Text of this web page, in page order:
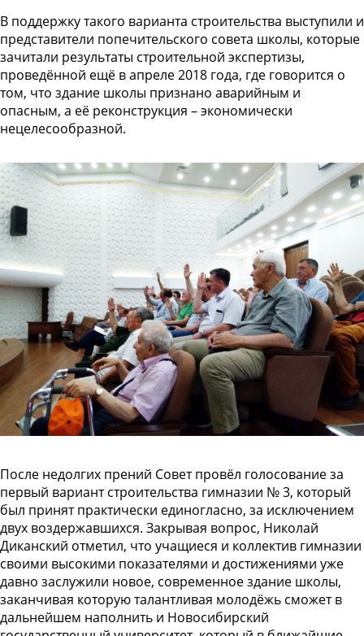
В поддержку такого варианта строительства выступили и
представители попечительского совета школы, которые
зачитали результаты строительной экспертизы,
проведённой ещё в апреле 2018 года, где говорится о
том, что здание школы признано аварийным и
опасным, а её реконструкция – экономически
нецелесообразной.
После недолгих прений Совет провёл голосование за
первый вариант строительства гимназии № 3, который
был принят практически единогласно, за исключением
двух воздержавшихся. Закрывая вопрос, Николай
Диканский отметил, что учащиеся и коллектив гимназии
своими высокими показателями и достижениями уже
давно заслужили новое, современное здание школы,
заканчивая которую талантливая молодёжь сможет в
дальнейшем наполнить и Новосибирский